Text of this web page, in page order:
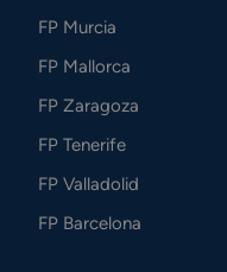
FP Murcia
FP Mallorca
FP Zaragoza
FP Tenerife
FP Valladolid
FP Barcelona